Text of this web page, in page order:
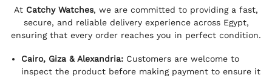
At Catchy Watches, we are committed to providing a fast,
secure, and reliable delivery experience across Egypt,
ensuring that every order reaches you in perfect condition.
Cairo, Giza & Alexandria: Customers are welcome to
inspect the product before making payment to ensure it